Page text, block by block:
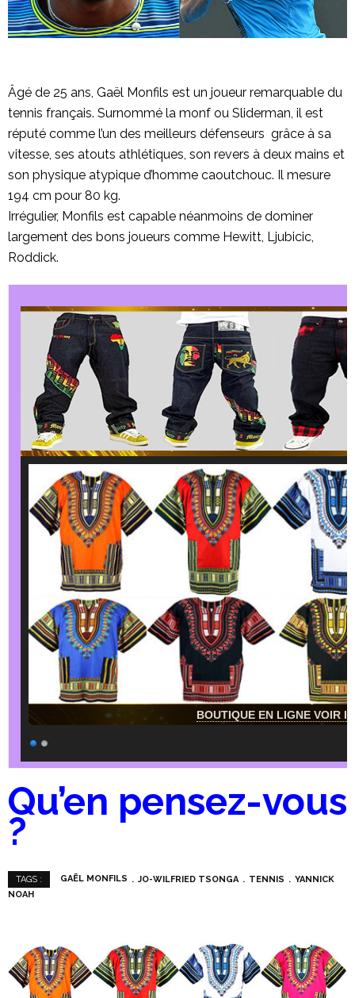
Âgé de 25 ans, Gaël Monfils est un joueur remarquable du
tennis français. Surnommé la monf ou Sliderman, il est
réputé comme l’un des meilleurs défenseurs grâce à sa
vitesse, ses atouts athlétiques, son revers à deux mains et
son physique atypique d’homme caoutchouc. Il mesure
194 cm pour 80 kg.
Irrégulier, Monfils est capable néanmoins de dominer
largement des bons joueurs comme Hewitt, Ljubicic,
Roddick.
BOUTIQUE EN LIGNE VOIR
Qu’en pensez-vous
?
TAGS : GAËL MONFILS JO-WILFRIED TSONGA TENNIS
YANNICK
NOAH